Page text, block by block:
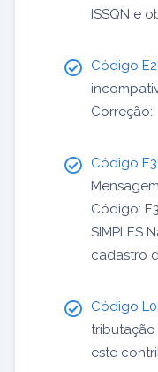
ISSQN e
Código
Correção:
Código
Código:
SIMPLES
cadastro
Código
este